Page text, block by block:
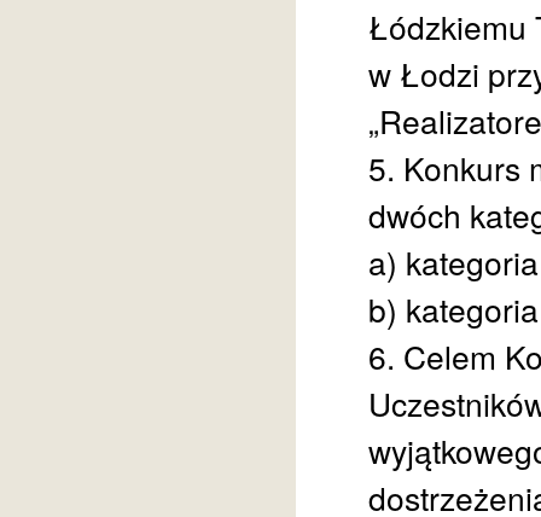
Łódzkiemu
w Łodzi
5. Konkurs
dwóch
a)
b)
6. Celem